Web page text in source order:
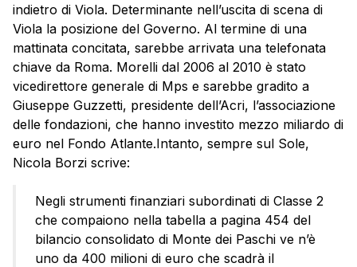
indietro di Viola. Determinante nell’uscita di scena di
Viola la posizione del Governo. Al termine di una
mattinata concitata, sarebbe arrivata una telefonata
chiave da Roma. Morelli dal 2006 al 2010 è stato
vicedirettore generale di Mps e sarebbe gradito a
Giuseppe Guzzetti, presidente dell’Acri, l’associazione
delle fondazioni, che hanno investito mezzo miliardo di
euro nel Fondo Atlante.Intanto, sempre sul Sole,
Nicola Borzi scrive:
Negli strumenti finanziari subordinati di Classe 2
che compaiono nella tabella a pagina 454 del
bilancio consolidato di Monte dei Paschi ve n’è
uno da 400 milioni di euro che scadrà il